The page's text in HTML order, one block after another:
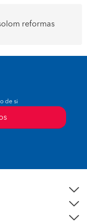
reformas
de si